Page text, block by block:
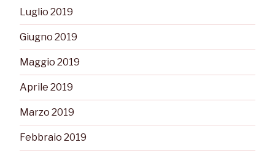
Luglio 2019
Giugno 2019
Maggio 2019
Aprile 2019
Marzo 2019
Febbraio 2019